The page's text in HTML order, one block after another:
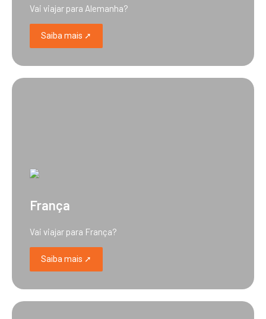
Vai viajar para Alemanha?
Saiba mais ➚
França
Vai viajar para França?
Saiba mais ➚